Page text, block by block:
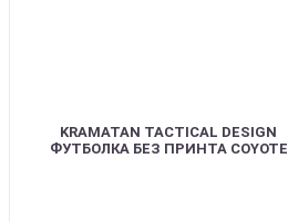
KRAMATAN TACTICAL DESIGN
ФУТБОЛКА БЕЗ ПРИНТА COYOTE